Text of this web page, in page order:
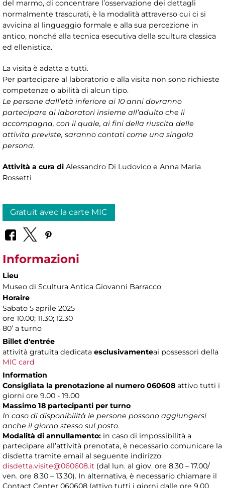
del marmo, di concentrare l’osservazione dei dettagli
normalmente trascurati, è la modalità attraverso cui ci si
avvicina al linguaggio formale e alla sua percezione in
antico, nonché alla tecnica esecutiva della scultura classica
ed ellenistica.
La visita è adatta a tutti.
Per partecipare al laboratorio e alla visita non sono richieste
competenze o abilità di alcun tipo.
Le persone dall’età inferiore ai 10 anni dovranno
partecipare ai laboratori insieme all’adulto che li
accompagna, con il quale, ai fini della riuscita delle
attivita previste, saranno contati come una singola
persona.
Attività a cura di Alessandro Di Ludovico e Anna Maria
Rossetti
Gratuit avec la carte MIC
Informazioni
Lieu
Museo di Scultura Antica Giovanni Barracco
Horaire
Sabato 5 aprile 2025
ore 10.00; 11.30; 12.30
80’ a turno
Billet d'entrée
attività gratuita dedicata esclusivamenteai possessori della
MIC card
Information
Consigliata la prenotazione al numero 060608 attivo tutti i
giorni ore 9.00 - 19.00
Massimo 18 partecipanti per turno
In caso di disponibilità le persone possono aggiungersi
anche il giorno stesso sul posto.
Modalità di annullamento: in caso di impossibilità a
partecipare all’attività prenotata, è necessario comunicare la
disdetta tramite email al seguente indirizzo:
disdetta.visite@060608.it (dal lun. al giov. ore 8.30 – 17.00/
ven. ore 8.30 – 13.30). In alternativa, è necessario chiamare il
Contact Center 060608 (attivo tutti i giorni dalle ore 9.00